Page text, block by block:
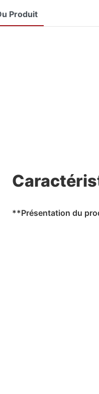
Produit
**Présentation du